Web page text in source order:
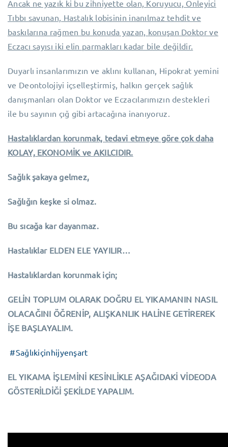
Ancak ne yazık ki bu zihniyette olan, Koruyucu, Önleyici
Tıbbı savunan, Hastalık lobisinin inanılmaz tehdit ve
baskılarına rağmen bu konuda yazan, konuşan Doktor ve
Eczacı sayısı iki elin parmakları kadar bile değildir.
Duyarlı insanlarımızın ve aklını kullanan, Hipokrat yemini
ve Deontolojiyi içselleştirmiş, halkın gerçek sağlık
danışmanları olan Doktor ve Eczacılarımızın destekleri
ile bu sayının çığ gibi artacağına inanıyoruz.
Hastalıklardan korunmak, tedavi etmeye göre çok daha
KOLAY, EKONOMİK ve AKILCIDIR.
Sağlık şakaya gelmez,
Sağlığın keşke si olmaz.
Bu sıcağa kar dayanmaz.
Hastalıklar ELDEN ELE YAYILIR…
Hastalıklardan korunmak için;
GELİN TOPLUM OLARAK DOĞRU EL YIKAMANIN NASIL
OLACAĞINI ÖĞRENİP, ALIŞKANLIK HALİNE GETİREREK
İŞE BAŞLAYALIM.
#Sağlıkiçinhijyenşart
EL YIKAMA İŞLEMİNİ KESİNLİKLE AŞAĞIDAKİ VİDEODA
GÖSTERİLDİĞİ ŞEKİLDE YAPALIM.